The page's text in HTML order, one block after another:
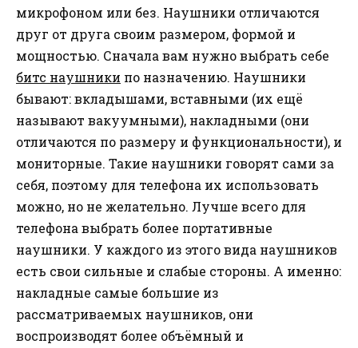
микрофоном или без. Наушники отличаются
друг от друга своим размером, формой и
мощностью. Сначала вам нужно выбрать себе
битс наушники по назначению. Наушники
бывают: вкладышами, вставными (их ещё
называют вакуумными), накладными (они
отличаются по размеру и функциональности), и
мониторные. Такие наушники говорят сами за
себя, поэтому для телефона их использовать
можно, но не желательно. Лучше всего для
телефона выбрать более портативные
наушники. У каждого из этого вида наушников
есть свои сильные и слабые стороны. А именно:
накладные самые большие из
рассматриваемых наушников, они
воспроизводят более объёмный и